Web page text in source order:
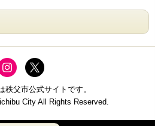
秩父市公式サイトです。
City All Rights Reserved.